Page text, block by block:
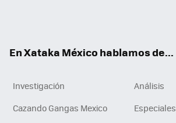
En Xataka México hablamos de...
Investigación
Análisis
Cazando Gangas Mexico
Especiales